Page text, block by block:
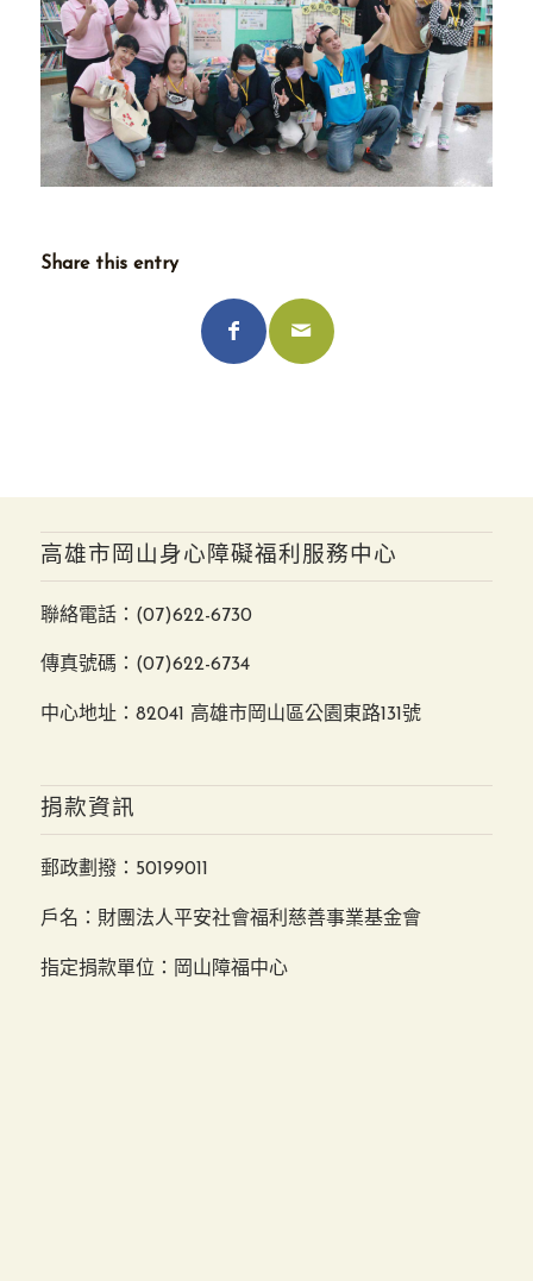
Share this entry
高雄市岡山身心障礙福利服務中心
聯絡電話： (07)622-6730
傳真號碼：(07)622-6734
中心地址：82041 高雄市岡山區公園東路131號
捐款資訊
郵政劃撥：50199011
戶名：財團法人平安社會福利慈善事業基金會
指定捐款單位：岡山障福中心